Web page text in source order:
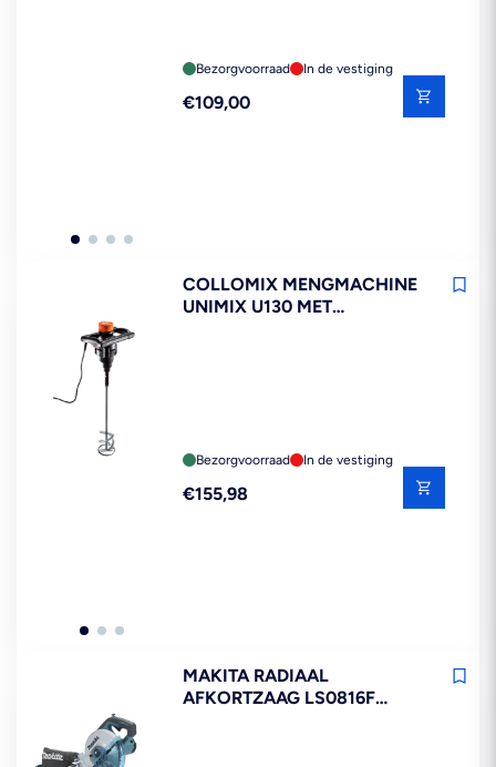
Bezorgvoorraad In de vestiging
Reguliere
€109,00
COLLOMIX MENGMACHINE
UNIMIX U130 MET
Bezorgvoorraad In de vestiging
Reguliere
€155,98
MAKITA RADIAAL
AFKORTZAAG LS0816F